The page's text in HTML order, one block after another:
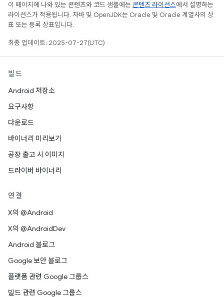
이 페이지에 나와 있는 콘텐츠와 코드 샘플에는 콘텐츠 라이선스에서 설명하는
라이선스가 적용됩니다. 자바 및 OpenJDK는 Oracle 및 Oracle 계열사의 상
표 또는 등록 상표입니다.
최종 업데이트: 2025-07-27(UTC)
빌드
Android 저장소
요구사항
다운로드
바이너리 미리보기
공장 출고 시 이미지
드라이버 바이너리
연결
X의 @Android
X의 @AndroidDev
Android 블로그
Google 보안 블로그
플랫폼 관련 Google 그룹스
빌드 관련 Google 그룹스